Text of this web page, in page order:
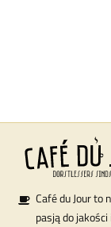
Café du Jour to
pasją do